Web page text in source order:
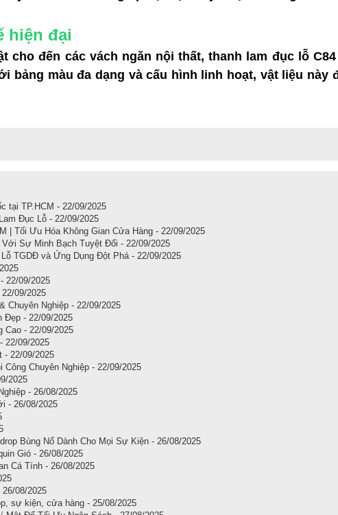
hiện đại
cho đến các vách ngăn nội thất, thanh lam đục lỗ
bảng màu đa dạng và cấu hình linh hoạt, vật liệu này
tại TP.HCM - 22/09/2025
Đục Lỗ - 22/09/2025
| Tối Ưu Hóa Không Gian Cửa Hàng - 22/09/2025
Sự Minh Bạch Tuyệt Đối - 22/09/2025
TGDĐ và Ứng Dụng Đột Phá - 22/09/2025
22/09/2025
09/2025
Chuyên Nghiệp - 22/09/2025
Đẹp - 22/09/2025
Cao - 22/09/2025
22/09/2025
- 22/09/2025
Chuyên Nghiệp - 22/09/2025
2025
- 26/08/2025
- 26/08/2025
Bùng Nổ Dành Cho Mọi Sự Kiện - 26/08/2025
Gió - 26/08/2025
Cá Tính - 26/08/2025
08/2025
sự kiện, cửa hàng - 25/08/2025